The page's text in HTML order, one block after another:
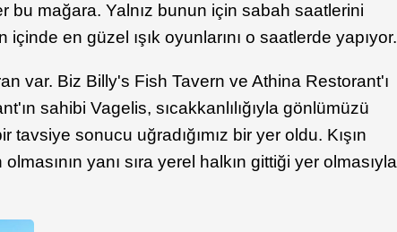
bu mağara. Yalnız bunun için sabah saatlerini
en güzel ışık oyunlarını o saatlerde yapıyor.
var. Biz Billy's Fish Tavern ve Athina Restorant'ı
sahibi Vagelis, sıcakkanlılığıyla gönlümüzü
tavsiye sonucu uğradığımız bir yer oldu. Kışın
yanı sıra yerel halkın gittiği yer olmasıyla